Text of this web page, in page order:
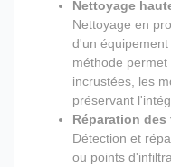
Nettoyage
Nettoyage en
d'un
méthode
incrustées, les
préservant
Réparation
Détection et
ou points